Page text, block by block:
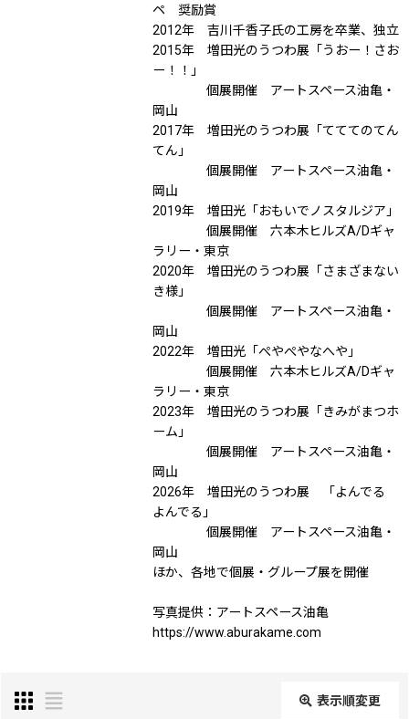
ペ 奨励賞
2012年 吉川千香子氏の工房を卒業、独立
2015年 増田光のうつわ展「うおー！さお
ー！！」
個展開催 アートスペース油亀・
岡山
2017年 増田光のうつわ展「てててのてん
てん」
個展開催 アートスペース油亀・
岡山
2019年 増田光「おもいでノスタルジア」
個展開催 六本木ヒルズA/Dギャ
ラリー・東京
2020年 増田光のうつわ展「さまざまない
き様」
個展開催 アートスペース油亀・
岡山
2022年 増田光「ぺやぺやなへや」
個展開催 六本木ヒルズA/Dギャ
ラリー・東京
2023年 増田光のうつわ展「きみがまつホ
ーム」
個展開催 アートスペース油亀・
岡山
2026年 増田光のうつわ展 「よんでる
よんでる」
個展開催 アートスペース油亀・
岡山
ほか、各地で個展・グループ展を開催
写真提供：アートスペース油亀
https://www.aburakame.com
表示順変更